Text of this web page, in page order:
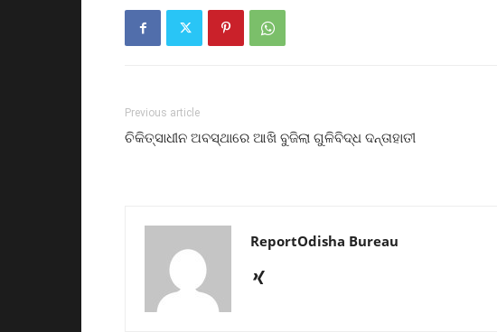
Previous article
ଚିକିତ୍ସାଧୀନ ଅବସ୍ଥାରେ ଆଖି ବୁଜିଲା ଗୁଳିବିଦ୍ଧ ଦନ୍ତାହାତୀ
ReportOdisha Bureau